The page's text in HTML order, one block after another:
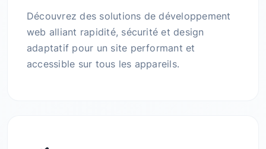
Découvrez des solutions de développement
web alliant rapidité, sécurité et design
adaptatif pour un site performant et
accessible sur tous les appareils.